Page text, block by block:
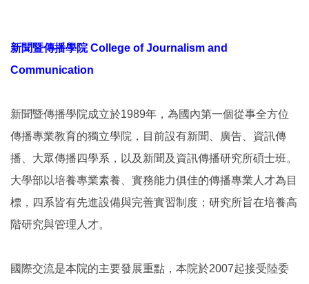
新聞暨傳播學院College of Journalism and
Communication
新聞暨傳播學院成立於1989年，為國內第一個從事全方位
傳播專業教育的獨立學院，目前設有新聞、廣告、資訊傳
播、大眾傳播四學系，以及新聞及資訊傳播研究所碩士班。
大學部以培養專業素養、實務能力俱佳的傳播專業人才為目
標，四系皆有先進設備與完善實習制度；研究所旨在培養高
階研究與管理人才。
國際交流是本院的主要發展重點，本院於2007起接受陸委